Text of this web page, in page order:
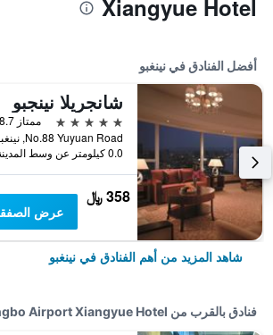
Xiangyue Hotel
أفضل الفنادق في نينغبو
شانجريلا نينجبو
5 نجوم
ممتاز 8.7
0.0 كيلومتر عن وسط المدينة
358 ﷼
عرض
شاهد المزيد من أهم الفنادق في نينغبو
فنادق بالقرب من Ningbo Airport Xiangyue Hotel